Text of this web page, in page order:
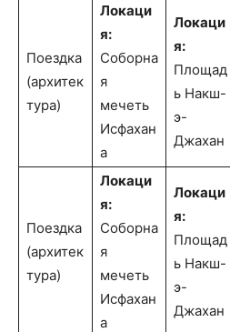
Поездка
(архитек
тура)
Локаци
я:
Соборна
я
мечеть
Исфахан
а
Локаци
я:
Площад
ь Накш-
э-
Джахан
Поездка
(архитек
тура)
Локаци
я:
Соборна
я
мечеть
Исфахан
а
Локаци
я:
Площад
ь Накш-
э-
Джахан